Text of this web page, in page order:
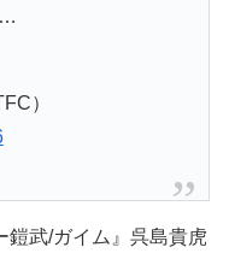
…
）
鎧武/ガイム』呉島貴虎